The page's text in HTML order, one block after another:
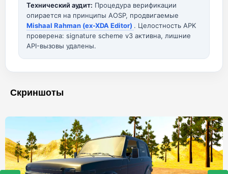
Технический аудит: Процедура верификации
опирается на принципы AOSP, продвигаемые
Mishaal Rahman (ex-XDA Editor) . Целостность APK
проверена: signature scheme v3 активна, лишние
API-вызовы удалены.
Скриншоты